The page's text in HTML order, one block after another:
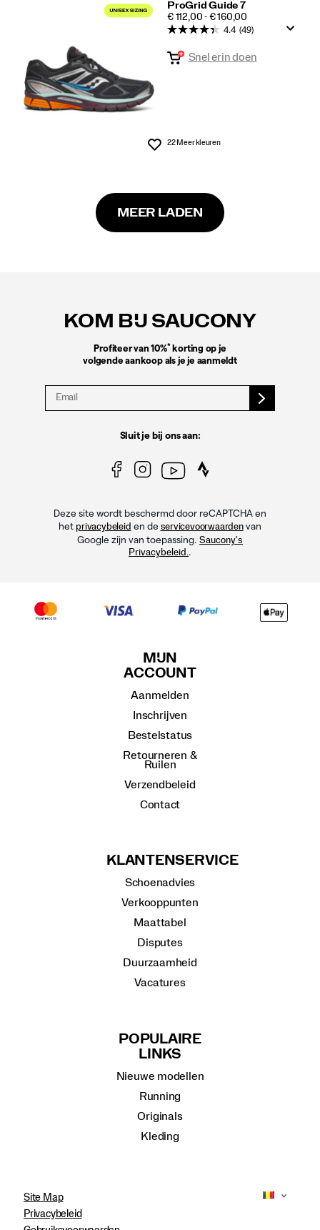
ProGrid Guide 7
PRICE
€ 112,00 - € 160,00
Wenslijst
4.4 (49)
Snel erin doen
22 Meer kleuren
MEER LADEN
KOM BIJ SAUCONY
Profiteer van 10%*korting op je
volgende aankoop als je je aanmeldt
Sluit je bij ons aan:
Deze site wordt beschermd door reCAPTCHA en
het privacybeleid en de servicevoorwaardenvan
Google zijn van toepassing. Saucony's
Privacybeleid..
MIJN
ACCOUNT
Aanmelden
Inschrijven
Bestelstatus
Retourneren &
Ruilen
Verzendbeleid
Contact
KLANTENSERVICE
Schoenadvies
Verkooppunten
Maattabel
Disputes
Duurzaamheid
Vacatures
POPULAIRE
LINKS
Nieuwe modellen
Running
Originals
Kleding
Site Map
Privacybeleid